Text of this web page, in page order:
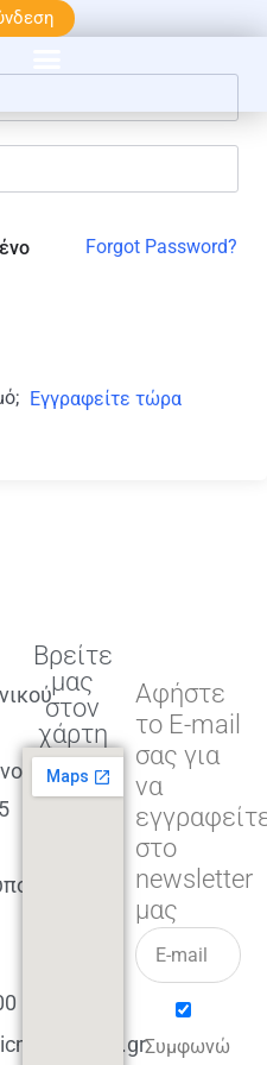
Forgot Password?
Εγγραφείτε τώρα
Βρείτε
μας
στον
χάρτη
Αφήστε
το E-mail
σας για
να
στο
newsletter
μας
Συμφωνώ